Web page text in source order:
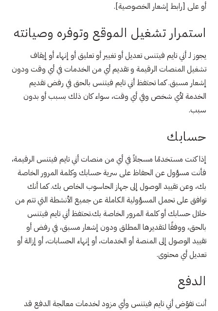
أو على [رابط إشعار الخصوصية].
استمرار تشغيل الموقع وتوفره وصيانته
يجوز لـ أني تايم فيتنس تعديل أو تغيير أو تعليق أو إنهاء أو إيقاف
تشغيل المنصات الرقيمة و تقديم أي من الخدمات في أي وقت ودون
إشعار مسبق. كما تحتفظ أني تايم فيتنس بالحق في رفض تقديم
الخدمة لأي شخص وفي أي وقت، سواء كان ذلك بسبب أو بدون
سبب.
حسابك
إذا كنت مستخدمًا مسجلاً في أي من منصات أني تايم فيتنس الرقيمة،
فأنت مسؤول عن الحفاظ على سرية حسابك وكلمة المرور الخاصة
بك، وعن تقييد الوصول إلى جهاز الحاسوب الخاص بك. كما أنك
توافق على تحمل المسؤولية الكاملة عن جميع الأنشطة التي تتم من
خلال حسابك أو كلمة المرور الخاصة بك.تحتفظ أني تايم فيتنس
بالحق، ووفقًا لتقديرها المطلق ودون إشعار مسبق، في رفض أو
تقييد الوصول إلى المنصة أو الخدمات، أو إنهاء الحسابات، أو إزالة أو
تعديل أي محتوى.
الدفع
أنت تفوّض أني تايم فيتنس وأي مزود لخدمات معالجة الدفع قد